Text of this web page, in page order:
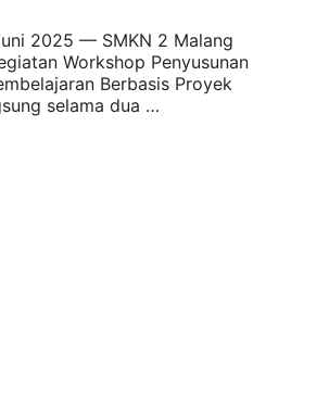
2025 — SMKN 2 Malang
Workshop Penyusunan
Berbasis Proyek
selama dua …